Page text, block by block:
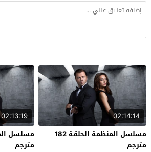
02:14:14
مسلسل المنظمة الحلقة 182
مترجم
02:13:19
مترجم